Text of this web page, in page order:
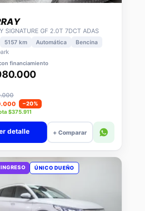
SIGNATURE GF 2.0T 7DCT ADAS
5157 km
financiamiento
−20%
$375.911
detalle + Comparar